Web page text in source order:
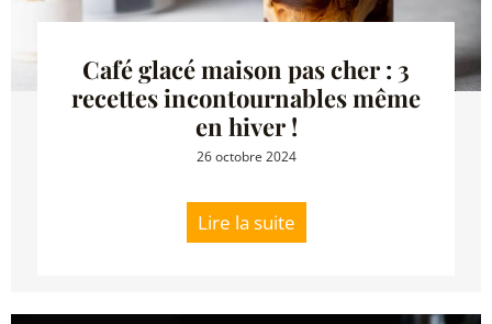
Café glacé maison pas cher : 3
recettes incontournables même
en hiver !
26 octobre 2024
Lire la suite